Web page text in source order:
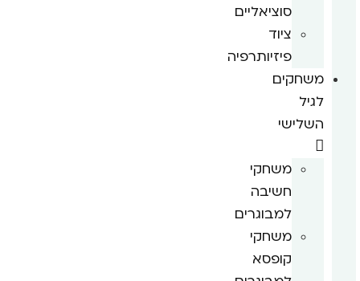
סוציאליים
ציוד
פיזיותרפיה
משחקים
לגיל
השלישי
משחקי
חשיבה
למבוגרים
משחקי
קופסא